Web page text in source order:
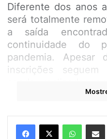
Diferente dos anos
será totalmente
a saída
continuidade do
pandemia. Apesar
inscrições
vínculo com alguma
preciso repassar as